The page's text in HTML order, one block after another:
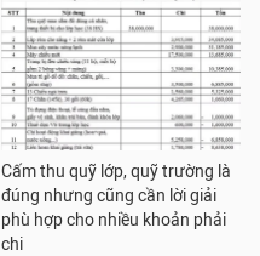
Cấm thu quỹ lớp, quỹ trường là
đúng nhưng cũng cần lời giải
phù hợp cho nhiều khoản phải
chi